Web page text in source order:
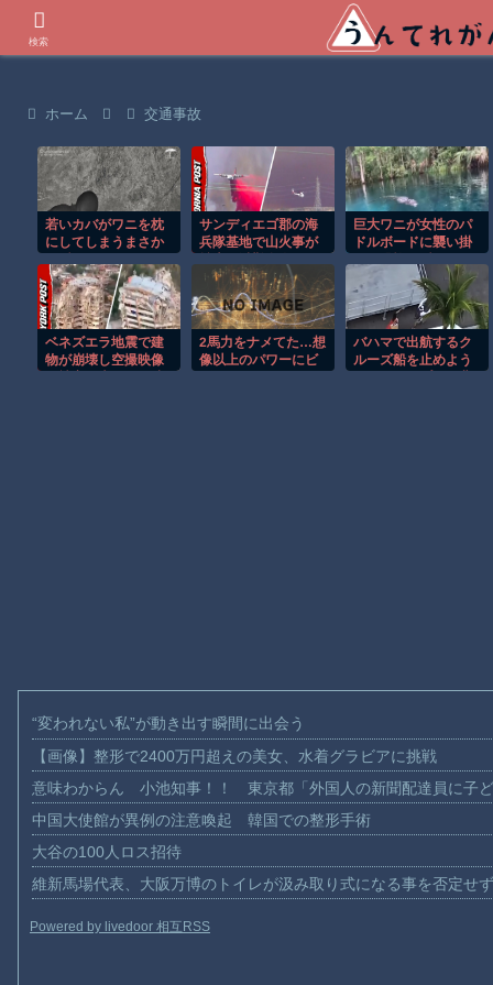
ホーム 交通事故
若いカバがワニを枕
にしてしまうまさか
サンディエゴ郡の海
兵隊基地で山火事が
巨大ワニが女性のパ
ドルボードに襲い掛
ベネズエラ地震で建
物が崩壊し空撮映像
2馬力をナメてた…想
像以上のパワーにビ
バハマで出航するク
ルーズ船を止めよう
“変われない私”が動き出す瞬間に出会う
【画像】整形で2400万円超えの美女、水着グラビアに挑戦
意味わからん 小池知事！！ 東京都「外国人の新聞配達員に子
中国大使館が異例の注意喚起 韓国での整形手術
大谷の100人ロス招待
維新馬場代表、大阪万博のトイレが汲み取り式になる事を否定せ
Powered by livedoor 相互RSS
検索